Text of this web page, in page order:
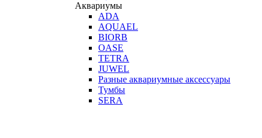
Аквариумы
ADA
AQUAEL
BIORB
OASE
TETRA
JUWEL
Разные аквариумные аксессуары
Тумбы
SERA